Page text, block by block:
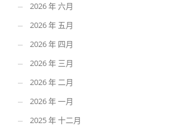
2026 年 六月
2026 年 五月
2026 年 四月
2026 年 三月
2026 年 二月
2026 年 一月
2025 年 十二月